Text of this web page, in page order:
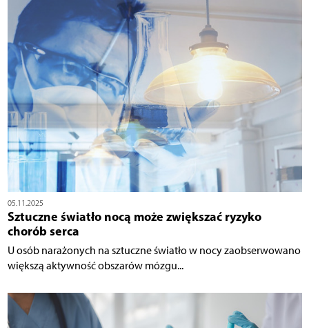
05.11.2025
Sztuczne światło nocą może zwiększać ryzyko
chorób serca
U osób narażonych na sztuczne światło w nocy zaobserwowano
większą aktywność obszarów mózgu...